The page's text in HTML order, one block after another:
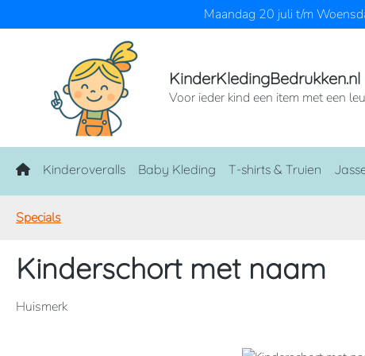
Maandag 20 juli t/m
KinderKledingBedrukken.nl
Voor ieder kind een item met een
Home
Kinderoveralls Baby Kleding T-shirts & Truien
Specials
Kinderschort met naam
Huismerk